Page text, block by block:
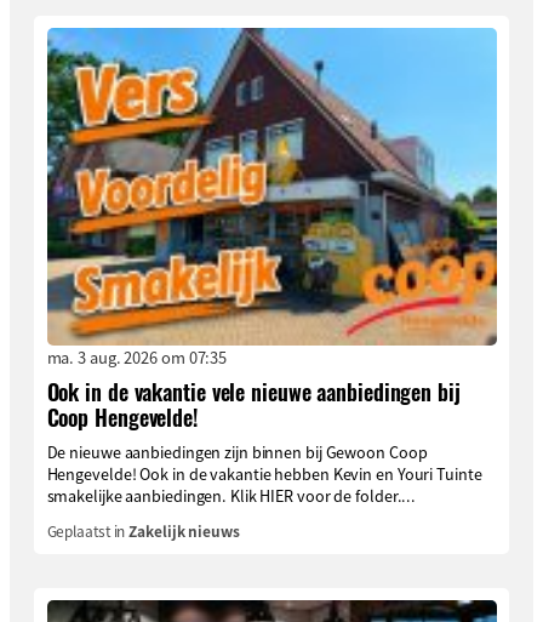
ma. 3 aug. 2026 om 07:35
Ook in de vakantie vele nieuwe aanbiedingen bij
Coop Hengevelde!
De nieuwe aanbiedingen zijn binnen bij Gewoon Coop
Hengevelde! Ook in de vakantie hebben Kevin en Youri Tuinte
smakelijke aanbiedingen. Klik HIER voor de folder....
Geplaatst inZakelijk nieuws